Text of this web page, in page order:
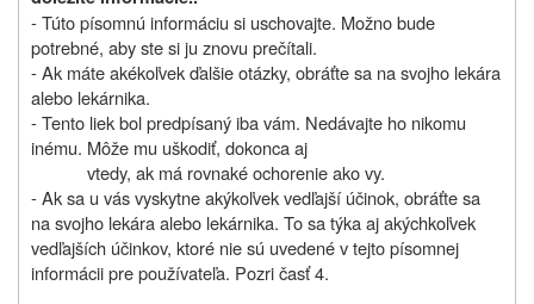
- Túto písomnú informáciu si uschovajte. Možno bude
potrebné, aby ste si ju znovu prečítali.
- Ak máte akékoľvek ďalšie otázky, obráťte sa na svojho lekára
alebo lekárnika.
- Tento liek bol predpísaný iba vám. Nedávajte ho nikomu
inému. Môže mu uškodiť, dokonca aj
vtedy, ak má rovnaké ochorenie ako vy.
- Ak sa u vás vyskytne akýkoľvek vedľajší účinok, obráťte sa
na svojho lekára alebo lekárnika. To sa týka aj akýchkoľvek
vedľajších účinkov, ktoré nie sú uvedené v tejto písomnej
informácii pre používateľa. Pozri časť 4.